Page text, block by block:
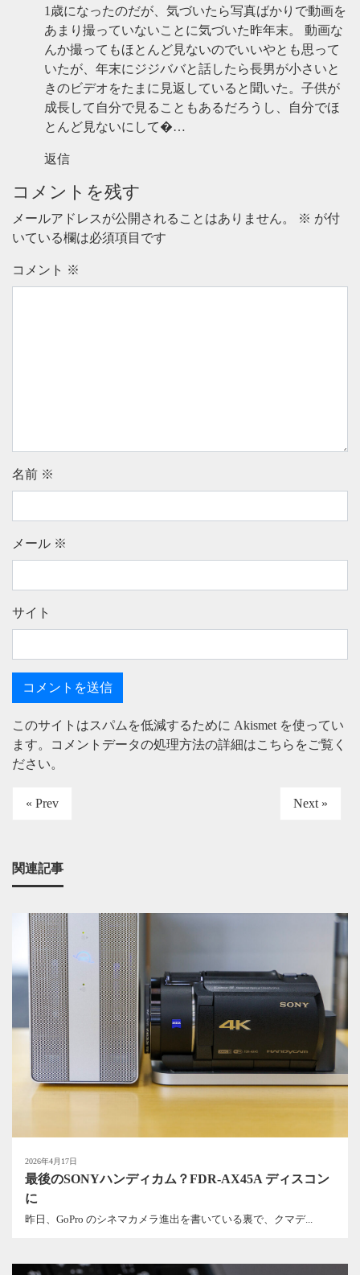
1歳になったのだが、気づいたら写真ばかりで動画を
あまり撮っていないことに気づいた昨年末。 動画な
んか撮ってもほとんど見ないのでいいやとも思って
いたが、年末にジジババと話したら長男が小さいと
きのビデオをたまに見返していると聞いた。子供が
成長して自分で見ることもあるだろうし、自分でほ
とんど見ないにして�…
返信
コメントを残す
メールアドレスが公開されることはありません。 ※ が付
いている欄は必須項目です
コメント ※
名前 ※
メール ※
サイト
このサイトはスパムを低減するために Akismet を使ってい
ます。
コメントデータの処理方法の詳細はこちらをご覧く
ださい。
« Prev Next »
関連記事
2026年4月17日
最後のSONYハンディカム？FDR-AX45A ディスコン
に
昨日、GoPro のシネマカメラ進出を書いている裏で、クマデ...